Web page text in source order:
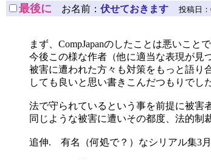
最後に お名前： 伏せておきます 投稿日：
まず、CompJapanのしたことは悪いこと
今後この様な作者（他に適当な表現が見
被害に遭われた方々も対策をもっと語り
しても良いと思い書きこんだつもりでした
法で守られているという事を前提に被害
同じような被害に遭いその都度、法的制
追伸. 有名（何処で？）なシリアル集3